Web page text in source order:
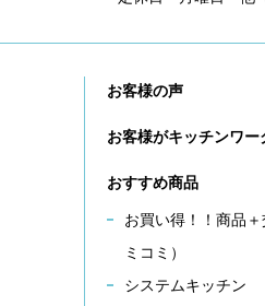
お客様の声
お客様がキッチンワ
おすすめ商品
お買い得！！商品
ミコミ）
システムキッチン